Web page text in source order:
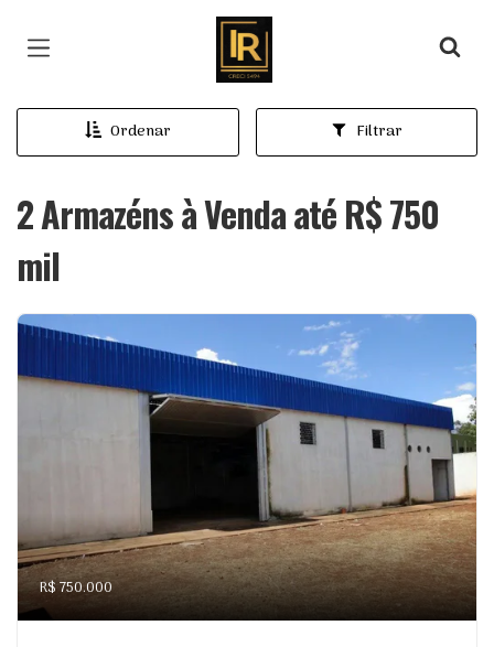
Página inicial
Ordenar Filtrar
2 Armazéns à Venda até R$ 750
mil
R$ 750.000